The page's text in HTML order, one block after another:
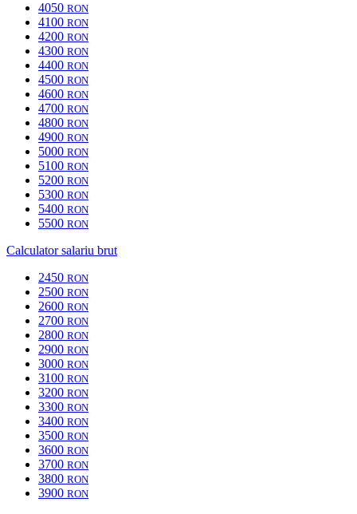
4050 RON
4100 RON
4200 RON
4300 RON
4400 RON
4500 RON
4600 RON
4700 RON
4800 RON
4900 RON
5000 RON
5100 RON
5200 RON
5300 RON
5400 RON
5500 RON
Calculator salariu brut
2450 RON
2500 RON
2600 RON
2700 RON
2800 RON
2900 RON
3000 RON
3100 RON
3200 RON
3300 RON
3400 RON
3500 RON
3600 RON
3700 RON
3800 RON
3900 RON